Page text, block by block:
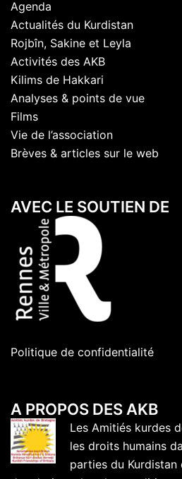
Agenda
Actualités du Kurdistan
Rojbîn, Sakine et Leyla
Activités des AKB
Kilims de Hakkari
Analyses & points de vue
Films
Vie de l’association
Brèves & articles sur le web
AVEC LE SOUTIEN DE
Politique de confidentialité
A PROPOS DES AKB
Les Amitiés kurdes
les droits humains
parties du Kurdistan